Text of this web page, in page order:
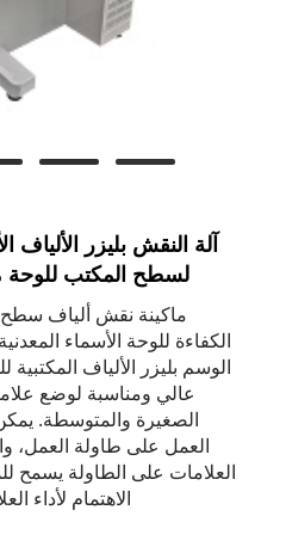
آلة النقش بليزر الألياف
لسطح المكتب للوحة
ماكينة نقش ألياف سطح
الكفاءة للوحة الأسماء
الوسم بليزر الألياف المكتبية
عالي ومناسبة لوضع
الصغيرة والمتوسطة.
العمل على طاولة العمل،
العلامات على الطاولة يسمح
الاهتمام لأداء